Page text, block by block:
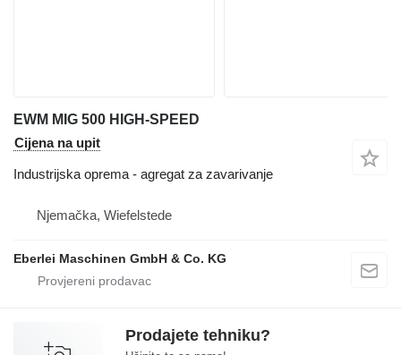
EWM MIG 500 HIGH-SPEED
Cijena na upit
Industrijska oprema - agregat za zavarivanje
Njemačka, Wiefelstede
Eberlei Maschinen GmbH & Co. KG
Prodajete tehniku?